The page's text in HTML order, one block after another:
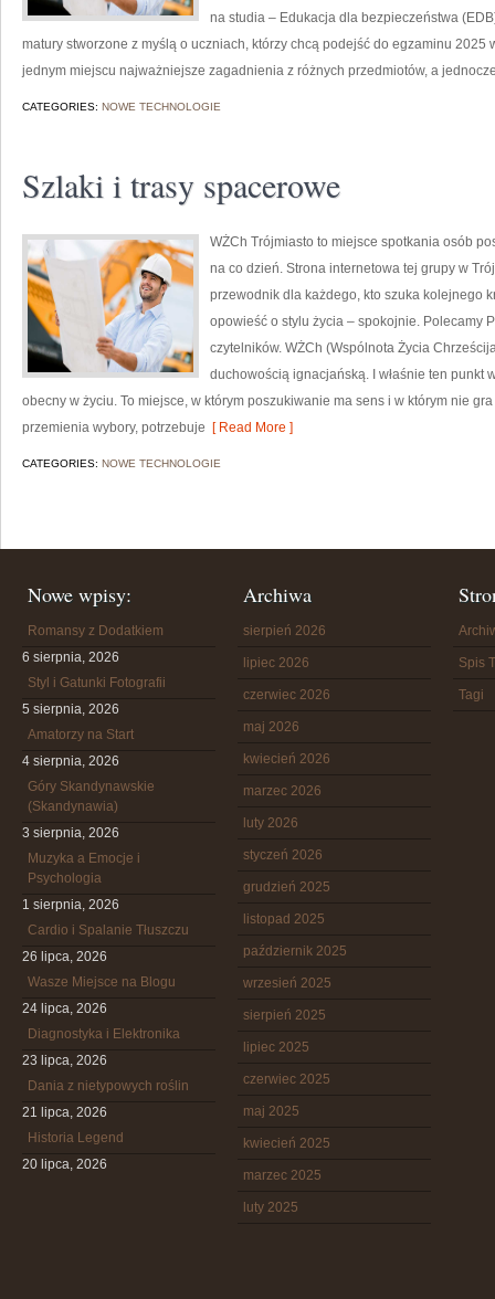
na studia – Edukacja dla bezpieczeństwa
matury stworzone z myślą o uczniach, którzy chcą podejść do egzaminu 2025
jednym miejscu najważniejsze zagadnienia z różnych przedmiotów, a
CATEGORIES: NOWE TECHNOLOGIE
Szlaki i trasy spacerowe
WŻCh Trójmiasto to miejsce spotkania osób
na co dzień. Strona internetowa tej grupy w
przewodnik dla każdego, kto szuka kolejnego
opowieść o stylu życia – spokojnie. Polecamy
czytelników. WŻCh (Wspólnota Życia
duchowością ignacjańską. I właśnie ten punkt
obecny w życiu. To miejsce, w którym poszukiwanie ma sens i w którym nie
przemienia wybory, potrzebuje [ Read More ]
CATEGORIES: NOWE TECHNOLOGIE
Nowe wpisy:
Romansy z Dodatkiem
6 sierpnia, 2026
Styl i Gatunki Fotografii
5 sierpnia, 2026
Amatorzy na Start
4 sierpnia, 2026
Góry Skandynawskie
(Skandynawia)
3 sierpnia, 2026
Muzyka a Emocje i
Psychologia
1 sierpnia, 2026
Cardio i Spalanie Tłuszczu
26 lipca, 2026
Wasze Miejsce na Blogu
24 lipca, 2026
Diagnostyka i Elektronika
23 lipca, 2026
Dania z nietypowych roślin
21 lipca, 2026
Historia Legend
20 lipca, 2026
Archiwa
sierpień 2026
lipiec 2026
czerwiec 2026
maj 2026
kwiecień 2026
marzec 2026
luty 2026
styczeń 2026
grudzień 2025
listopad 2025
październik 2025
wrzesień 2025
sierpień 2025
lipiec 2025
czerwiec 2025
maj 2025
kwiecień 2025
marzec 2025
luty 2025
Spis
Tagi